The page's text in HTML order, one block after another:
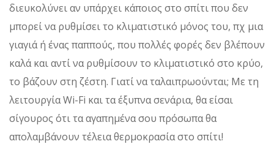
διευκολύνει αν υπάρχει κάποιος στο σπίτι που δεν
μπορεί να ρυθμίσει το κλιματιστικό μόνος του, πχ μια
γιαγιά ή ένας παππούς, που πολλές φορές δεν βλέπουν
καλά και αντί να ρυθμίσουν το κλιματιστικό στο κρύο,
το βάζουν στη ζέστη. Γιατί να ταλαιπρωούνται; Με τη
λειτουργία Wi-Fi και τα έξυπνα σενάρια, θα είσαι
σίγουρος ότι τα αγαπημένα σου πρόσωπα θα
απολαμβάνουν τέλεια θερμοκρασία στο σπίτι!